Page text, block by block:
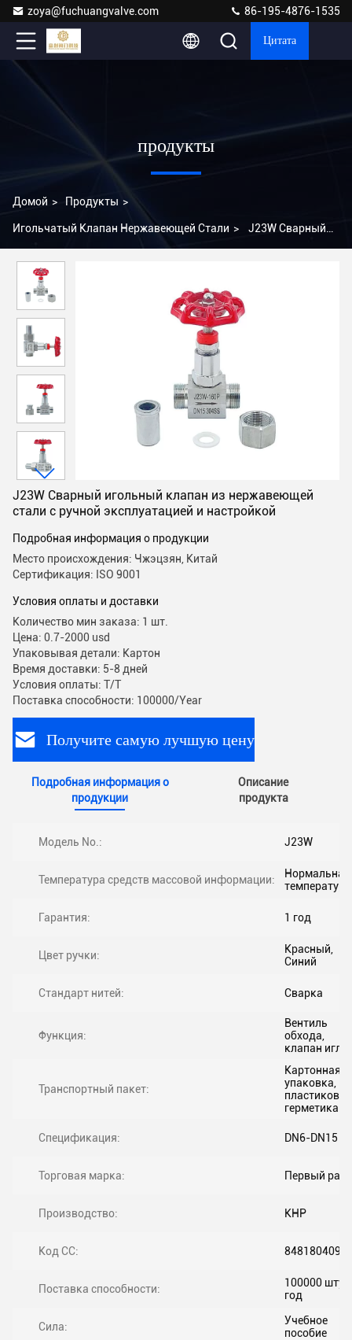
zoya@fuchuangvalve.com 86-195-4876-1535
Цитата
продукты
Домой > Продукты >
Игольчатый Клапан Нержавеющей Стали > J23W Сварный
эксплуатацией и настройкой
J23W Сварный игольный клапан из нержавеющей
стали с ручной эксплуатацией и настройкой
Подробная информация о продукции
Место происхождения: Чжэцзян, Китай
Сертификация: ISO 9001
Условия оплаты и доставки
Количество мин заказа: 1 шт.
Цена: 0.7-2000 usd
Упаковывая детали: Картон
Время доставки: 5-8 дней
Условия оплаты: T/T
Поставка способности: 100000/Year
Получите самую лучшую цену
Подробная информация о
продукции
Описание
продукта
Модель No.: J23W
Температура средств массовой информации:
Нормальная
температура
Гарантия: 1 год
Цвет ручки:
Красный,
Синий
Стандарт нитей: Сварка
Функция:
Вентиль
обхода,
клапан иглы
Транспортный пакет:
Картонная
упаковка,
пластиковая
герметика
Спецификация: DN6-DN15
Торговая марка: Первый раз
Производство: КНР
Код СС: 8481804090
Поставка способности:
100000
год
Сила:
Учебное
пособие